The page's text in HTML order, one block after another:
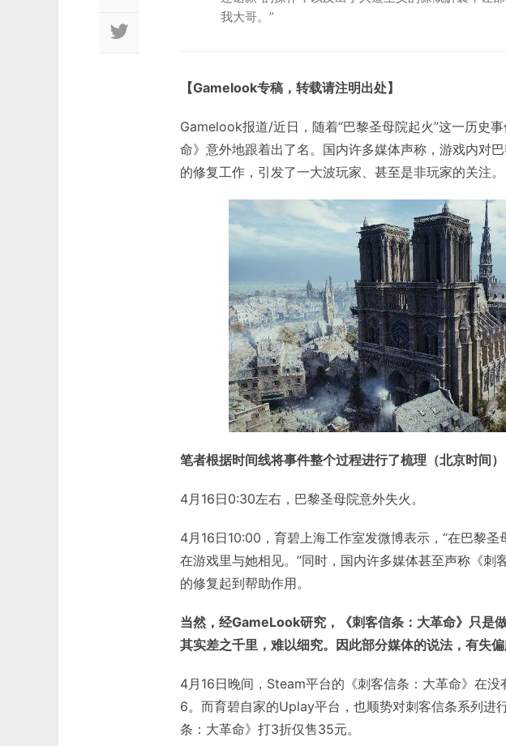
我大哥。”
【Gamelook专稿，转载请注明出处】
Gamelook报道/近日，随着“巴黎圣母院起火”这一历史
命》意外地跟着出了名。国内许多媒体声称，游戏内对
的修复工作，引发了一大波玩家、甚至是非玩家的关注。
笔者根据时间线将事件整个过程进行了梳理（北京时间）
4月16日0:30左右，巴黎圣母院意外失火。
4月16日10:00，育碧上海工作室发微博表示，“在巴黎
在游戏里与她相见。”同时，国内许多媒体甚至声称《刺
的修复起到帮助作用。
当然，经GameLook研究，《刺客信条：大革命》只是
其实差之千里，难以细究。因此部分媒体的说法，有失偏
4月16日晚间，Steam平台的《刺客信条：大革命》在
6。而育碧自家的Uplay平台，也顺势对刺客信条系列进
条：大革命》打3折仅售35元。